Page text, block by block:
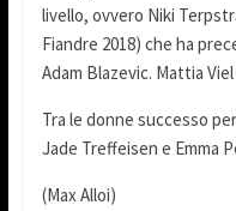
livello, ovvero Niki
Fiandre 2018) che ha
Adam Blazevic. Mattia
Tra le donne successo
Jade Treffeisen e Emma
(Max Alloi)